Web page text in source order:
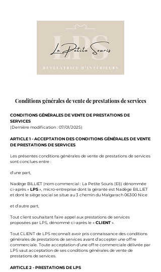
Conditionsgénérales de vente de prestations de services
CONDITIONS GÉNÉRALES DE VENTE DE PRESTATIONS DE
SERVICES
(Dernière modification : 07/01/2025)
ARTICLE 1 - ACCEPTATION DES CONDITIONS GÉNÉRALES DE VENTE
DE PRESTATIONS DE SERVICES
Les présentes conditions générales de vente de prestations de services
sont conclues entre :
d’une part,
Nadège BILLIET (nom commercial : La Petite Souris (EI)) dénommée
ci-après « LPS », micro-entreprise dont la gérante est Nadège BILLIET
et dont le siège social se situe au 3 chemin du Malgarach 06300 Nice
et d’autre part,
Tout client souhaitant faire appel aux prestations de services
proposées par LPS, dénommé ci-après le « CLIENT ».
Tout CLIENT de LPS reconnaît avoir pris connaissance des conditions
générales de prestations de services avant d’accepter une offre
commerciale. Toute acceptation d’une offre commerciale délivrée par
LPS vaut acceptation de ses conditions générales de vente de
prestations de services.
ARTICLE 2 - PRESTATIONS DE LPS